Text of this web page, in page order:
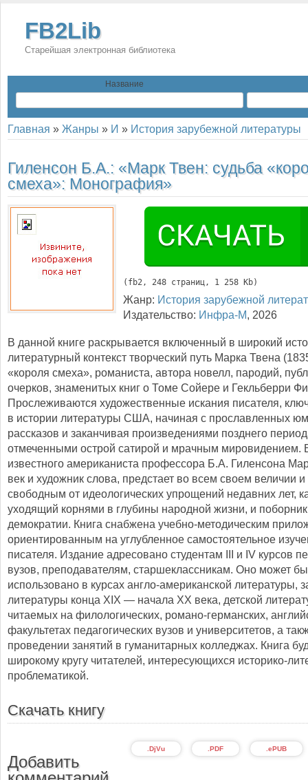
FB2Lib
Старейшая электронная библиотека
Название
Главная » Жанры » И » История зарубежной литературы
Гиленсон Б.А.: «Марк Твен: судьба
смеха»: Монография»
( fb2, 248 страниц, 1 258 Kb)
Жанр: История зарубежной
Издательство: Инфра-М, 2026
В данной книге раскрывается включенный в широкий
литературный контекст творческий путь Марка Твена
«короля смеха», романиста, автора новелл, пародий,
очерков, знаменитых книг о Томе Сойере и Гекльберри
Прослеживаются художественные искания писателя,
в истории литературы США, начиная с прославленных
рассказов и заканчивая произведениями позднего
отмеченными острой сатирой и мрачным мировидением.
известного американиста профессора Б.А. Гиленсона
век и художник слова, предстает во всем своем величии
свободным от идеологических упрощений недавних лет,
уходящий корнями в глубины народной жизни, и
демократии. Книга снабжена учебно-методическим
ориентированным на углубленное самостоятельное
писателя. Издание адресовано студентам III и IV курсов
вузов, преподавателям, старшеклассникам. Оно может
использовано в курсах англо-американской литературы,
литературы конца XIX — начала XX века, детской
читаемых на филологических, романо-германских,
факультетах педагогических вузов и университетов, а
проведении занятий в гуманитарных колледжах. Книга
широкому кругу читателей, интересующихся историко-
проблематикой.
Скачать книгу
.ePUB
.PDF
.DjVu
Добавить